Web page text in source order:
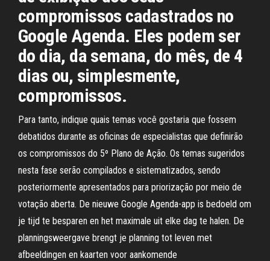
compromissos cadastrados no
Google Agenda. Eles podem ser
do dia, da semana, do mês, de 4
dias ou, simplesmente,
compromissos.
Para tanto, indique quais temas você gostaria que fossem
debatidos durante as oficinas de especialistas que definirão
os compromissos do 5º Plano de Ação. Os temas sugeridos
nesta fase serão compilados e sistematizados, sendo
posteriormente apresentados para priorização por meio de
votação aberta. De nieuwe Google Agenda-app is bedoeld om
je tijd te besparen en het maximale uit elke dag te halen. De
planningsweergave brengt je planning tot leven met
afbeeldingen en kaarten voor aankomende